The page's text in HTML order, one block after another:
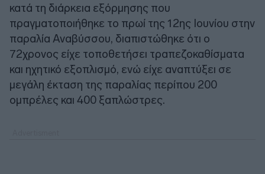
κατά τη διάρκεια εξόρμησης που
πραγματοποιήθηκε το πρωί της 12ης Ιουνίου στην
παραλία Αναβύσσου, διαπιστώθηκε ότι ο
72χρονος είχε τοποθετήσει τραπεζοκαθίσματα
και ηχητικό εξοπλισμό, ενώ είχε αναπτύξει σε
μεγάλη έκταση της παραλίας περίπου 200
ομπρέλες και 400 ξαπλώστρες.